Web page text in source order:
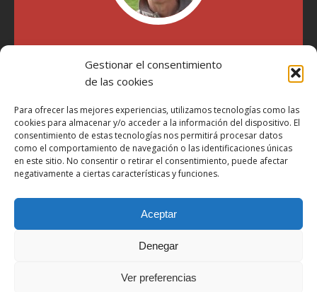
Gestionar el consentimiento
de las cookies
Para ofrecer las mejores experiencias, utilizamos tecnologías como las
cookies para almacenar y/o acceder a la información del dispositivo. El
consentimiento de estas tecnologías nos permitirá procesar datos
como el comportamiento de navegación o las identificaciones únicas
en este sitio. No consentir o retirar el consentimiento, puede afectar
negativamente a ciertas características y funciones.
Aceptar
Denegar
Ver preferencias
"Soy Manel Hospido, nací en Valencia en 1969 y desde el
año 2007 he escrito sobre motos en distintos medios.
Millatrece.com es una apuesta por escribir sobre lo que me
participa"
Aviso Legal
Política de Privacidad
Más Información sobre Cookies